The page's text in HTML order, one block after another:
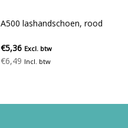
A500 lashandschoen, rood
€5,36 Excl. btw
€6,49 Incl. btw